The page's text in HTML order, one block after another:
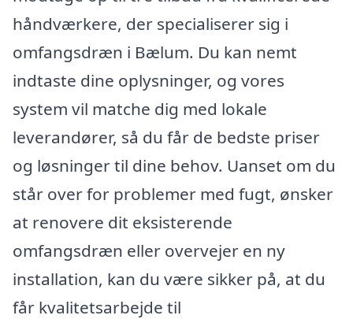
håndværkere, der specialiserer sig i
omfangsdræn i Bælum. Du kan nemt
indtaste dine oplysninger, og vores
system vil matche dig med lokale
leverandører, så du får de bedste priser
og løsninger til dine behov. Uanset om du
står over for problemer med fugt, ønsker
at renovere dit eksisterende
omfangsdræn eller overvejer en ny
installation, kan du være sikker på, at du
får kvalitetsarbejde til